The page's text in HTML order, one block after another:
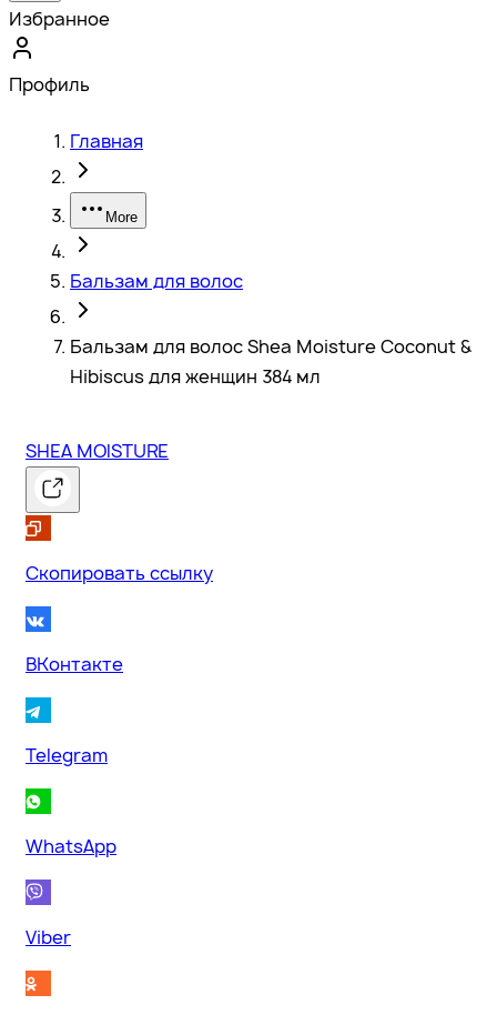
Избранное
Профиль
Главная
More
Бальзам для волос
Бальзам для волос Shea Moisture Coconut &
Hibiscus для женщин 384 мл
SHEA MOISTURE
Скопировать ссылку
ВКонтакте
Telegram
WhatsApp
Viber